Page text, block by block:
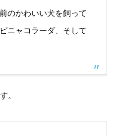
のかわいい犬を飼って
ニャコラーダ、そして
。